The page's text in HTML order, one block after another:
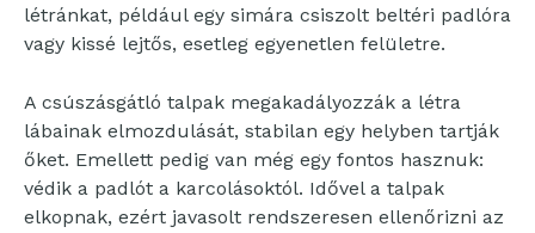
létránkat, például egy simára csiszolt beltéri padlóra
vagy kissé lejtős, esetleg egyenetlen felületre.
A csúszásgátló talpak megakadályozzák a létra
lábainak elmozdulását, stabilan egy helyben tartják
őket. Emellett pedig van még egy fontos hasznuk:
védik a padlót a karcolásoktól. Idővel a talpak
elkopnak, ezért javasolt rendszeresen ellenőrizni az